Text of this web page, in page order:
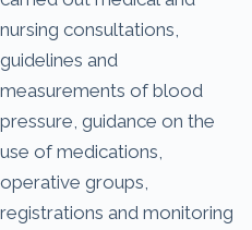
nursing consultations,
guidelines and
measurements of blood
pressure, guidance on the
use of medications,
operative groups,
registrations and monitoring